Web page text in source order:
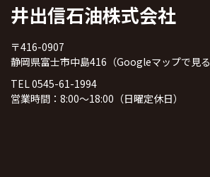
井出信石油株式会社
〒416-0907
静岡県富士市中島416（Googleマップで見る
TEL 0545-61-1994
営業時間：8:00～18:00（日曜定休日）